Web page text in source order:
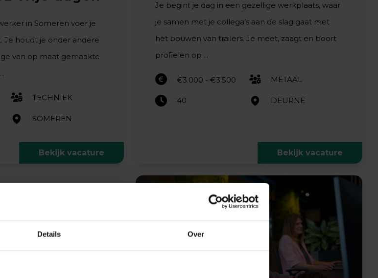
Details Over
in Someren voer je
Je houdt je onder andere
van op maat gemaakte
TECHNIEK
SOMEREN
Bekijk vacature
Je begint je dag in een gezellige werkplaats, waar
je samen met je collega’s aan de slag gaat met
het bouwen van trailers. Je meet, zaagt en boort
profielen op ...
€3.000 - €3.500 METAAL
40 DEURNE
Bekijk vacature
| 45
als